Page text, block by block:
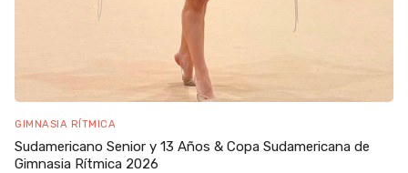
GIMNASIA RÍTMICA
Sudamericano Senior y 13 Años & Copa Sudamericana de
Gimnasia Rítmica 2026